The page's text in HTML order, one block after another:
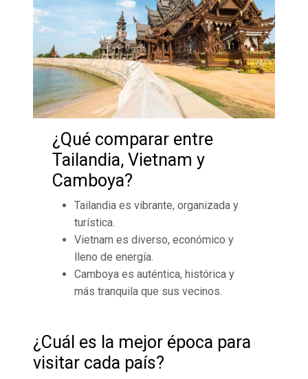
¿Qué comparar entre
Tailandia, Vietnam y
Camboya?
Tailandia es vibrante, organizada y
turística.
Vietnam es diverso, económico y
lleno de energía.
Camboya es auténtica, histórica y
más tranquila que sus vecinos.
¿Cuál es la mejor época para
visitar cada país?